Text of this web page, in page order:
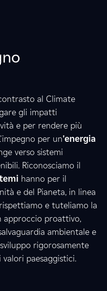
al Climate
gli impatti
e per rendere più
per un'energia
verso sistemi
Riconosciamo il
hanno per il
e del Pianeta, in linea
e tuteliamo la
approccio proattivo,
ambientale e
rigorosamente
paesaggistici. 3
8
4